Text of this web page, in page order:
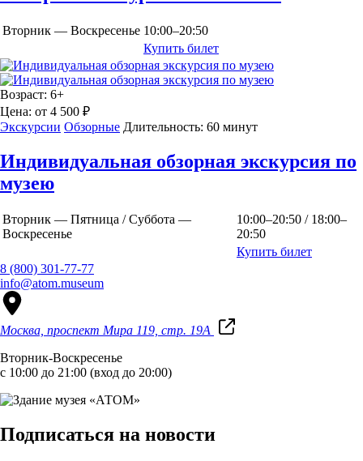
Вторник — Воскресенье 10:00–20:50
Купить билет
Возраст: 6+
Цена: от 4 500 ₽
Экскурсии Обзорные Длительность: 60 минут
Индивидуальная обзорная экскурсия по
музею
Вторник — Пятница / Суббота —
Воскресенье
10:00–20:50 / 18:00–
20:50
Купить билет
8 (800) 301-77-77
info@atom.museum
Москва, проспект Мира 119, стр. 19А
Вторник-Воскресенье
с 10:00 до 21:00 (вход до 20:00)
Подписаться на новости